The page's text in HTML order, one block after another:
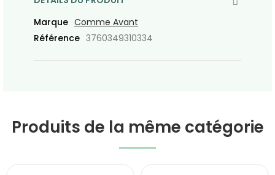
Marque Comme Avant
Référence 3760349310334
Produits de la même catégorie